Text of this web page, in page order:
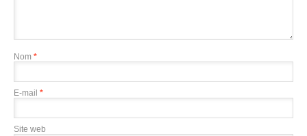
Nom *
E-mail *
Site web